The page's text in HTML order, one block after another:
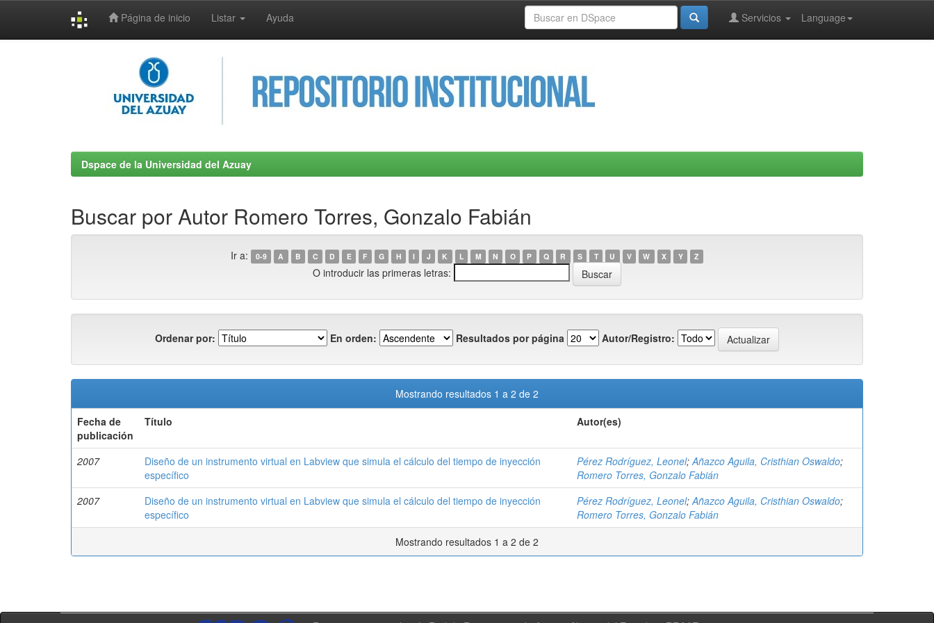
Página de inicio Listar Ayuda Language
Servicios
Dspace de la Universidad del Azuay
Buscar por Autor Romero Torres, Gonzalo Fabián
Ir a: 0-9 A B C D E F G H I J K L M N O P Q R S T U V W X Y Z
O introducir las primeras letras:
Ordenar por: En orden: Resultados por página Autor/Registro:
Mostrando resultados 1 a 2 de 2
Fecha de
publicación
Título Autor(es)
2007
Diseño de un instrumento virtual en Labview que simula el cálculo del tiempo de inyección
específico
Pérez Rodríguez, Leonel;Añazco Aguila, Cristhian Oswaldo;
Romero Torres, Gonzalo Fabián
2007
Diseño de un instrumento virtual en Labview que simula el cálculo del tiempo de inyección
específico
Pérez Rodríguez, Leonel;Añazco Aguila, Cristhian Oswaldo;
Romero Torres, Gonzalo Fabián
Mostrando resultados 1 a 2 de 2